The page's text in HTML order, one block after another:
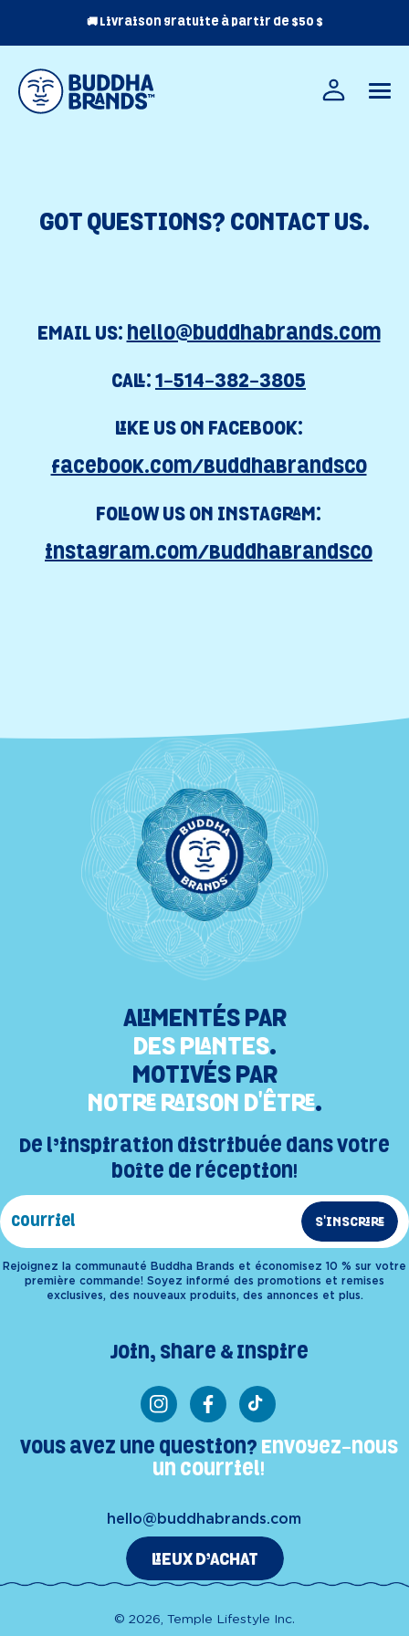
🚚 Livraison gratuite à partir de $50 $
FR
GOT QUESTIONS? CONTACT US.
EMAIL US:hello@buddhabrands.com
CALL:1-514-382-3805
LIKE US ON FACEBOOK:
facebook.com/BuddhaBrandsCo
FOLLOW US ON INSTAGRAM:
instagram.com/BuddhaBrandsCo
ALIMENTÉS PAR
DES PLANTES.
MOTIVÉS PAR
NOTRE RAISON D'ÊTRE.
De l’inspiration distribuée dans votre
boîte de réception!
S'INSCRIRE
Rejoignez la communauté Buddha Brands et économisez 10 % sur votre
première commande! Soyez informé des promotions et remises
exclusives, des nouveaux produits, des annonces et plus.
Join, Share & Inspire
InstagramFacebookTikTok
Vous avez une question?Envoyez-nous
un courriel!
hello@buddhabrands.com
LIEUX D’ACHAT
© 2026, Temple Lifestyle Inc.